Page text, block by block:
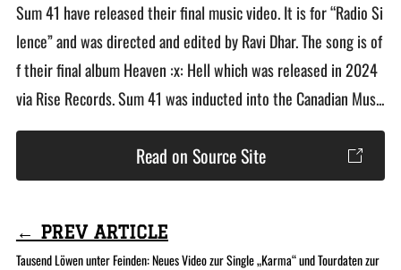
Sum 41 have released their final music video. It is for “Radio Si
lence” and was directed and edited by Ravi Dhar. The song is of
f their final album Heaven :x: Hell which was released in 2024
via Rise Records. Sum 41 was inducted into the Canadian Mus...
Read on Source Site
← PREV ARTICLE
Tausend Löwen unter Feinden: Neues Video zur Single „Karma“ und Tourdaten zur